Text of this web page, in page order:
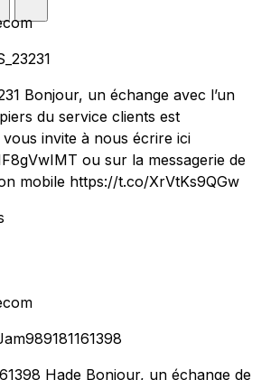
Bonjour, un échange avec l’un
du service clients est
vous invite à nous écrire ici
ou sur la messagerie de
mobile https://t.co/XrVtKs9QGw
Hade Bonjour, un échange de